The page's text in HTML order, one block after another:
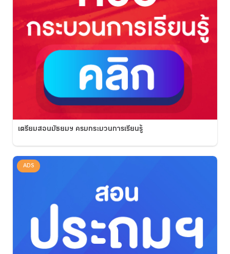
เตรียมสอนมัธยมฯ ครบกระบวนการเรียนรู้
ADS